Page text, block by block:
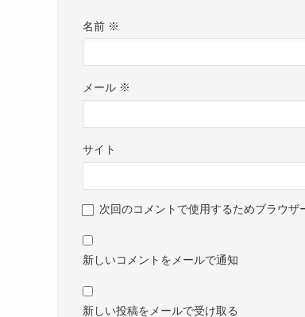
名前 ※
メール ※
サイト
次回のコメントで使用するためブラウザ
新しいコメントをメールで通知
新しい投稿をメールで受け取る